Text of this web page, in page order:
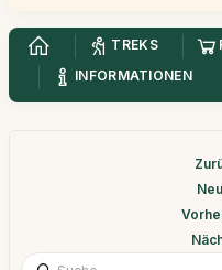
TREKS
INFORMATIONEN